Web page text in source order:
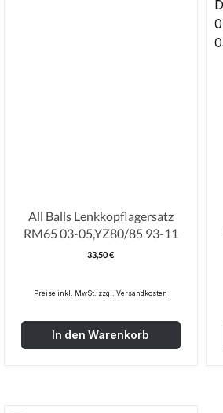
All Balls Lenkkopflagersatz
RM65 03-05,YZ80/85 93-11
Regulärer Preis:
33,50 €
Preise inkl. MwSt. zzgl. Versandkosten
In den Warenkorb